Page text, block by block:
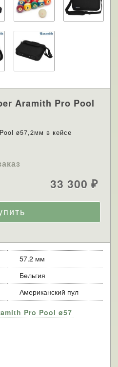
Aramith Pro Pool
ø57,2мм в кейсе
33 300 ₽
57.2 мм
Бельгия
Американский пул
Pro Pool ø57